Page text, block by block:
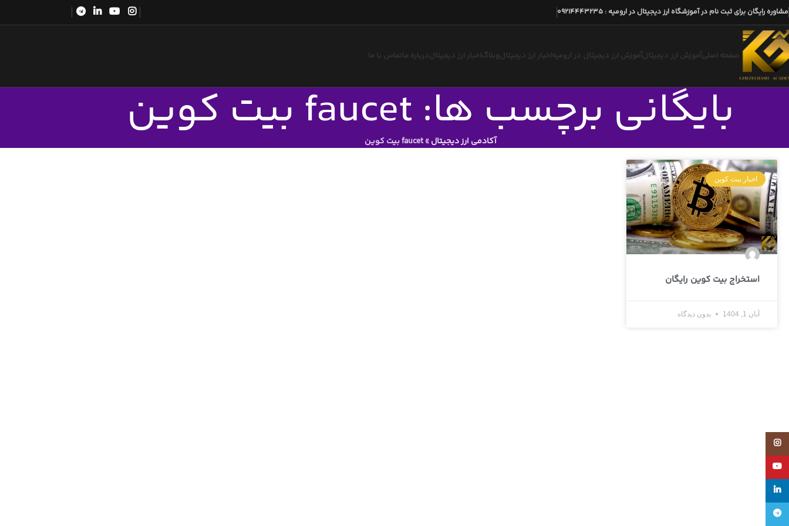
مشاوره رایگان برای ثبت نام در آموزشگاه ارز دیجیتال در ارومیه :
09214443235
صفحه اصلیآموزش ارز دیجیتالآموزش ارز دیجیتال در ارومیه اخبار ارز دیجیتالوبلاگ اخبار ارز دیجیتالدرباره ماتماس با ما
بایگانی برچسب ها: faucet بیت کوین
آکادمی ارز دیجیتال»faucet بیت کوین
اخبار بیت کوین
استخراج بیت کوین رایگان
آبان 1, 1404 بدون دیدگاه